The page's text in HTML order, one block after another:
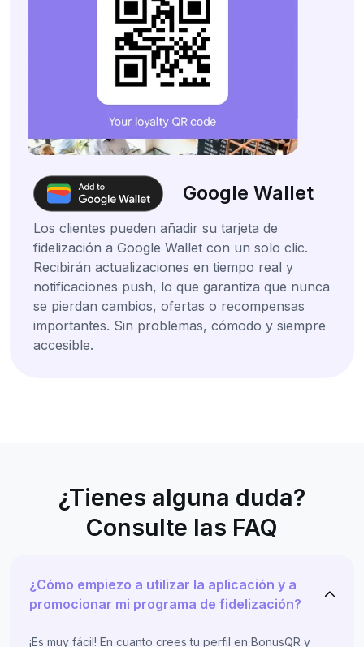
Google Wallet
Los clientes pueden añadir su tarjeta de
fidelización a Google Wallet con un solo clic.
Recibirán actualizaciones en tiempo real y
notificaciones push, lo que garantiza que nunca
se pierdan cambios, ofertas o recompensas
importantes. Sin problemas, cómodo y siempre
accesible.
¿Tienes alguna duda?
Consulte las FAQ
¿Cómo empiezo a utilizar la aplicación y a
promocionar mi programa de fidelización?
¡Es muy fácil! En cuanto crees tu perfil en BonusQR y